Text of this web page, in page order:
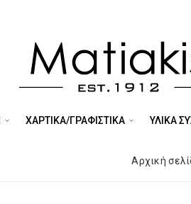
ΧΑΡΤΙΚΑ/ΓΡΑΦΙΣΤΙΚΑ ΥΛΙΚΑ
Αρχική